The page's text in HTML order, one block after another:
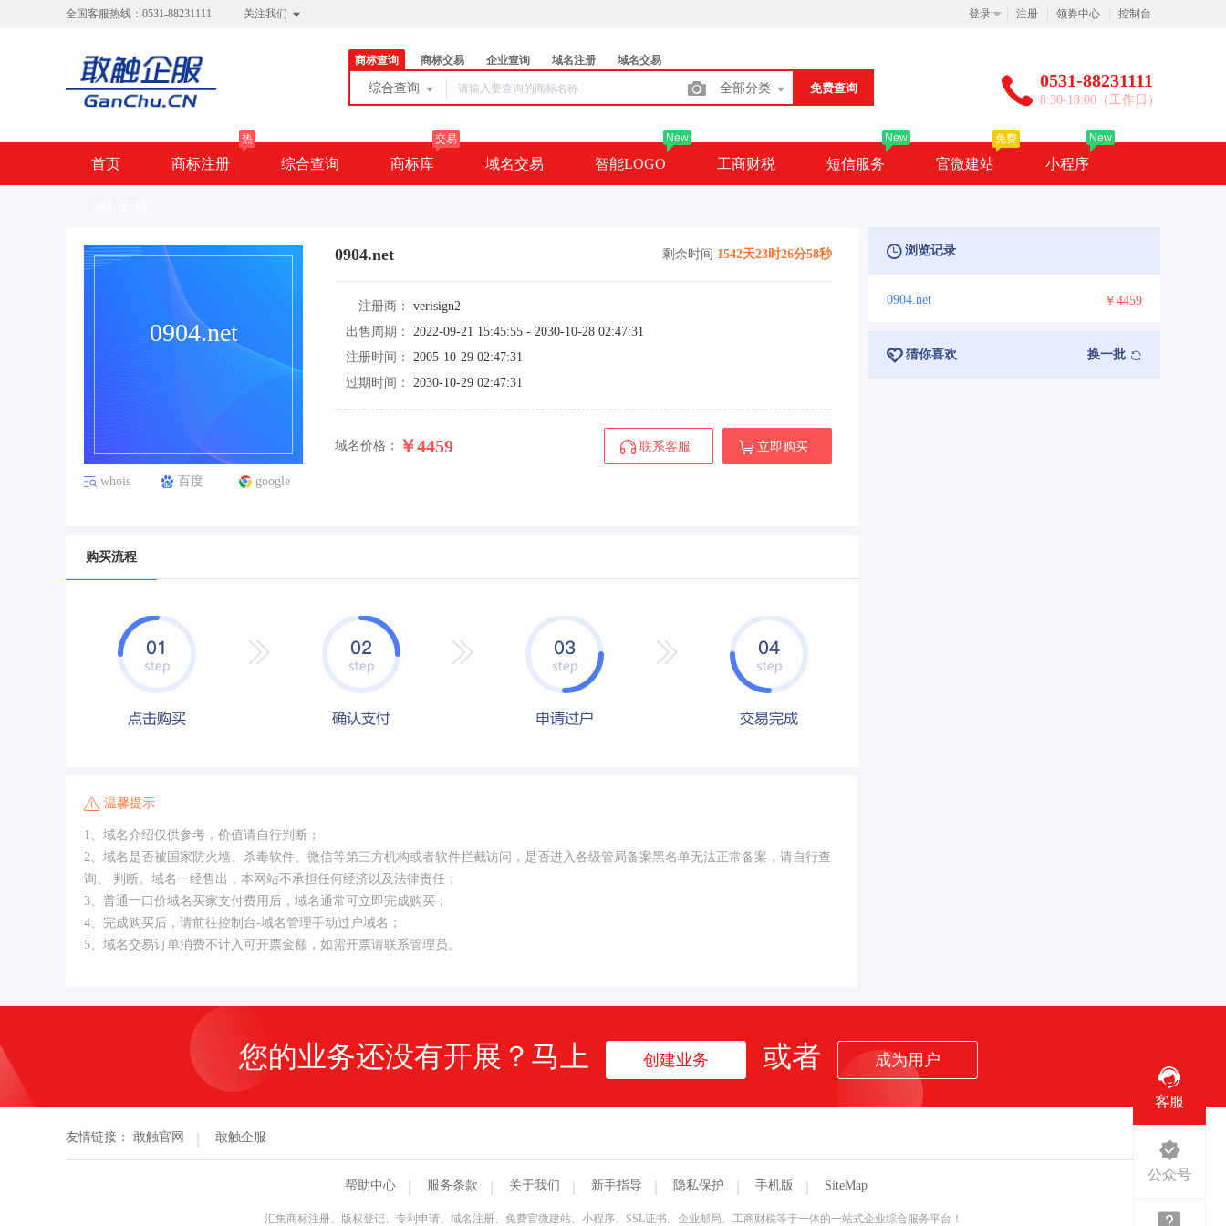
全国客服热线：0531-88231111 关注我们 登录 注册 领券中心 控制台
商标查询 商标交易 企业查询 域名注册 域名交易
综合查询 全部分类 免费查询 0531-88231111
8:30-18:00（工作日）
首页 商标注册
热
综合查询 商标库
交易
域名交易 智能LOGO
New
工商财税 短信服务
New
官微建站
免费
小程序
New
0904.net
whois 百度 google
0904.net 剩余时间 1542天23时26分58秒
注册商：
verisign2
出售周期：
2022-09-21 15:45:55 - 2030-10-28 02:47:31
注册时间：
2005-10-29 02:47:31
过期时间：
2030-10-29 02:47:31
域名价格： ￥4459 立即购买
联系客服
购买流程
温馨提示
1、域名介绍仅供参考，价值请自行判断；
2、域名是否被国家防火墙、杀毒软件、微信等第三方机构或者软件拦截访问，是否进入各级管局备案黑名单无法正常备案，请自行查
询、 判断。域名一经售出，本网站不承担任何经济以及法律责任；
3、普通一口价域名买家支付费用后，域名通常可立即完成购买；
4、完成购买后，请前往控制台-域名管理手动过户域名；
5、域名交易订单消费不计入可开票金额，如需开票请联系管理员。
浏览记录
0904.net ￥4459
猜你喜欢 换一批
您的业务还没有开展？马上 创建业务 或者 成为用户
友情链接： 敢触官网 敢触企服
帮助中心 服务条款 关于我们 新手指导 隐私保护 手机版 SiteMap
汇集商标注册、版权登记、专利申请、域名注册、免费官微建站、小程序、SSL证书、企业邮局、工商财税等于一体的一站式企业综合服务平台！
客服
公众号